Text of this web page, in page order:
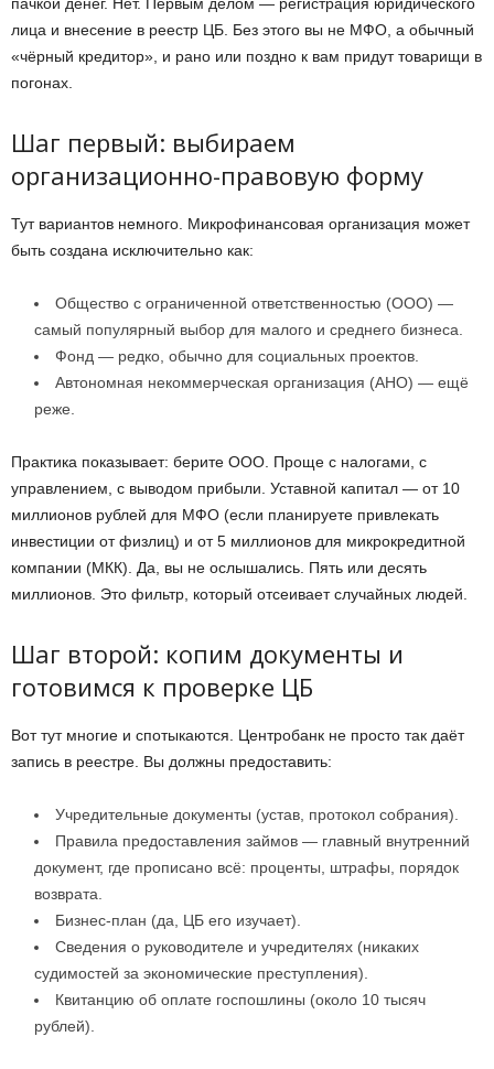
лица и внесение в реестр ЦБ. Без этого вы не МФО, а обычный
«чёрный кредитор», и рано или поздно к вам придут товарищи в
погонах.
Шаг первый: выбираем
организационно-правовую форму
Тут вариантов немного. Микрофинансовая организация может
быть создана исключительно как:
Общество с ограниченной ответственностью (ООО) —
самый популярный выбор для малого и среднего бизнеса.
Фонд — редко, обычно для социальных проектов.
Автономная некоммерческая организация (АНО) — ещё
реже.
Практика показывает: берите ООО. Проще с налогами, с
управлением, с выводом прибыли. Уставной капитал — от 10
миллионов рублей для МФО (если планируете привлекать
инвестиции от физлиц) и от 5 миллионов для микрокредитной
компании (МКК). Да, вы не ослышались. Пять или десять
миллионов. Это фильтр, который отсеивает случайных людей.
Шаг второй: копим документы и
готовимся к проверке ЦБ
Вот тут многие и спотыкаются. Центробанк не просто так даёт
запись в реестре. Вы должны предоставить:
Учредительные документы (устав, протокол собрания).
Правила предоставления займов — главный внутренний
документ, где прописано всё: проценты, штрафы, порядок
возврата.
Бизнес-план (да, ЦБ его изучает).
Сведения о руководителе и учредителях (никаких
судимостей за экономические преступления).
Квитанцию об оплате госпошлины (около 10 тысяч
рублей).